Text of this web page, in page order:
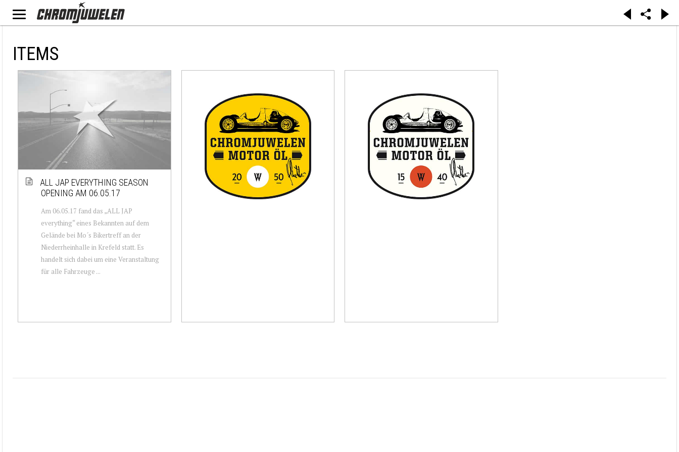
ITEMS
ALL JAP EVERYTHING SEASON
OPENING AM 06.05.17
Am 06.05.17 fand das „ALL JAP
everything“ eines Bekannten auf dem
Gelände bei Mo´s Bikertreff an der
Niederrheinhalle in Krefeld statt. Es
handelt sich dabei um eine Veranstaltung
für alle Fahrzeuge ...